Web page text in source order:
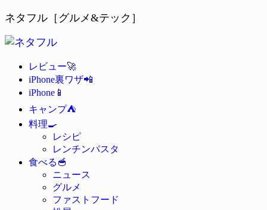
ネタフル［グルメ&テック］
レビュー🚀
iPhone裏ワザ📲
iPhone 📱
キャンプ⛺
料理🍳
レシピ
レンチンパスタ
食べる 🥣
ニュース
グルメ
ファストフード